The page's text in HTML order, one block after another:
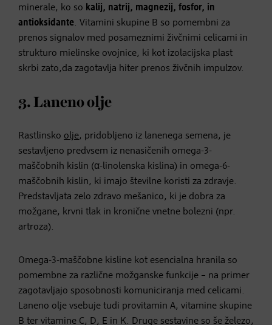
minerale, ko so kalij, natrij, magnezij, fosfor, in
antioksidante. Vitamini skupine B so pomembni za
prenos signalov med posameznimi živčnimi celicami in
strukturo mielinske ovojnice, ki kot izolacijska plast
skrbi zato,da zagotavlja hiter prenos živčnih impulzov.
3. Laneno olje
Rastlinsko olje, pridobljeno iz lanenega semena, je
sestavljeno predvsem iz nenasičenih omega-3-
maščobnih kislin (α-linolenska kislina) in omega-6-
maščobnih kislin, ki imajo številne koristi za zdravje.
Predstavljata zelo zdravo mešanico, ki je dobra za
možgane, krvni tlak in kronične vnetne bolezni (npr.
artroza).
Omega-3-maščobne kisline kot esencialna hranila so
pomembne za različne možganske funkcije – na primer
zagotavljajo sposobnosti komuniciranja med celicami.
Laneno olje vsebuje tudi provitamin A, vitamine skupine
B ter vitamine C, D, E in K. Druge sestavine so še železo,